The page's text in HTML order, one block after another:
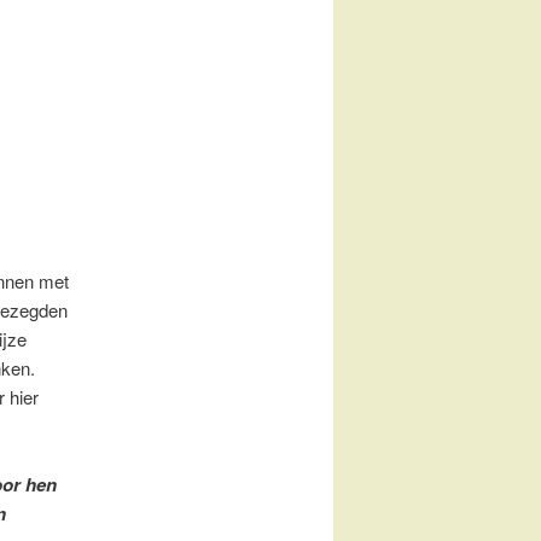
met
hier
hen